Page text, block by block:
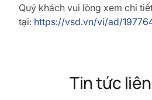
Quý khách vui lòng xem chi
tại: https://vsd.vn/vi/ad/
Tin tức